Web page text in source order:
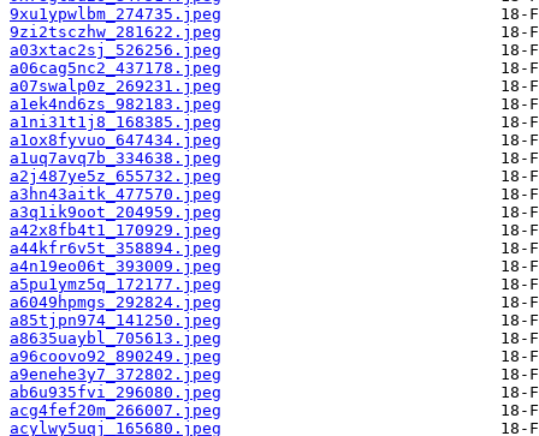
9xu1ypwlbm_274735.jpeg
9zi2tsczhw_281622.jpeg
a03xtac2sj_526256.jpeg
a06cag5nc2_437178.jpeg
a07swalp0z_269231.jpeg
a1ek4nd6zs_982183.jpeg
a1ni31t1j8_168385.jpeg
a1ox8fyvuo_647434.jpeg
a1uq7avq7b_334638.jpeg
a2j487ye5z_655732.jpeg
a3hn43aitk_477570.jpeg
a3q1ik9oot_204959.jpeg
a42x8fb4t1_170929.jpeg
a44kfr6v5t_358894.jpeg
a4n19eo06t_393009.jpeg
a5pu1ymz5q_172177.jpeg
a6049hpmgs_292824.jpeg
a85tjpn974_141250.jpeg
a8635uaybl_705613.jpeg
a96coovo92_890249.jpeg
a9enehe3y7_372802.jpeg
ab6u935fvi_296080.jpeg
acg4fef20m_266007.jpeg
acylwy5uqj_165680.jpeg